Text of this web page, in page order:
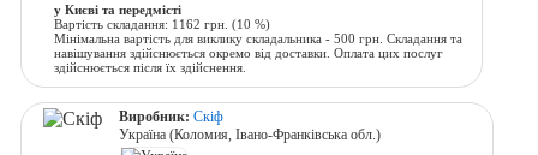
у Києві та передмісті
Вартість складання: 1162 грн. (10 %)
Мінімальна вартість для виклику складальника - 500 грн. Складання та
навішування здійснюється окремо від доставки. Оплата цих послуг
здійснюється після їх здійснення.
Виробник: Скіф
Україна (Коломия, Івано-Франківська обл.)